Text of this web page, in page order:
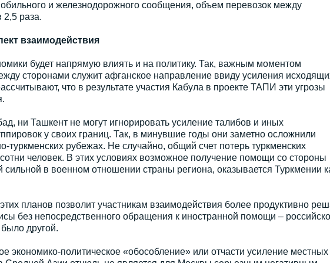
и железнодорожного сообщения, объем перевозок между
2,5 раза.
взаимодействия
будет напрямую влиять и на политику. Так, важным моментом
сторонами служит афганское направление ввиду усиления
что в результате участия Кабула в проекте ТАПИ эти угрозы
ни Ташкент не могут игнорировать усиление талибов и иных
у своих границ. Так, в минувшие годы они заметно осложнили
туркменских рубежах. Не случайно, общий счет потерь туркменских
человек. В этих условиях возможное получение помощи со стороны
сильной в военном отношении страны региона, оказывается Туркмении
планов позволит участникам взаимодействия более продуктивно
без непосредственного обращения к иностранной помощи –
другой.
экономико-политическое «обособление» или отчасти усиление местных